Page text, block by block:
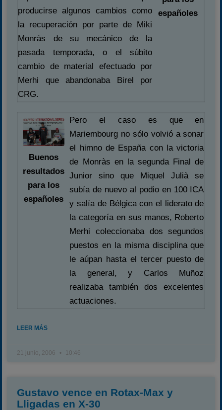
Campeonato
Temporada 2026
Estadísticas
producirse algunos cambios como
la recuperación por parte de Miki
Monràs de su mecánico de la
pasada temporada, o el súbito
cambio de material efectuado por
Merhi que abandonaba Birel por
CRG.
españoles
Buenos
resultados
para los
españoles
Pero el caso es que en
Mariembourg no sólo volvió a sonar
el himno de España con la victoria
de Monràs en la segunda Final de
Junior sino que Miquel Julià se
subía de nuevo al podio en 100 ICA
y salía de Bélgica con el liderato de
la categoría en sus manos, Roberto
Merhi coleccionaba dos segundos
puestos en la misma disciplina que
le aúpan hasta el tercer puesto de
la general, y Carlos Muñoz
realizaba también dos excelentes
actuaciones.
LEER MÁS
21 junio, 2006 10:46
Gustavo vence en Rotax-Max y
Lligadas en X-30